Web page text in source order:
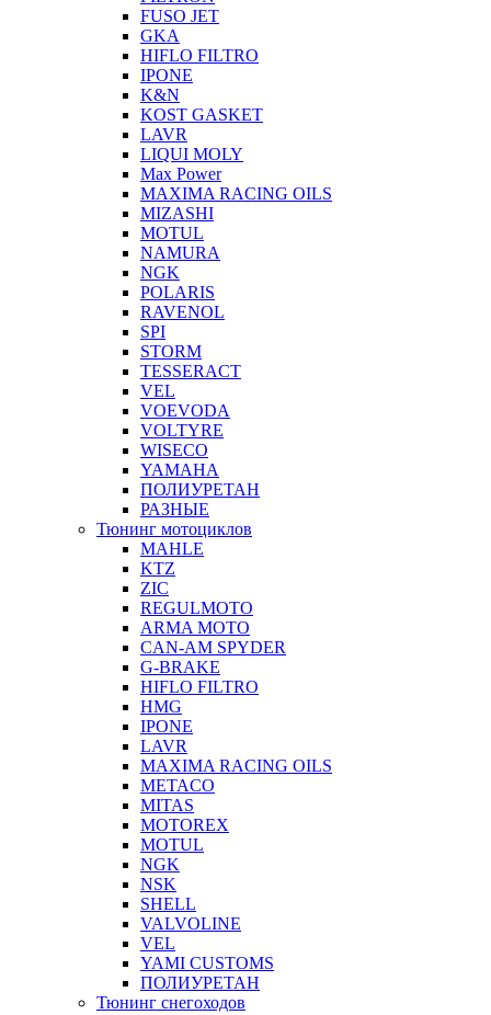
FUSO JET
GKA
HIFLO FILTRO
IPONE
K&N
KOST GASKET
LAVR
LIQUI MOLY
Max Power
MAXIMA RACING OILS
MIZASHI
MOTUL
NAMURA
NGK
POLARIS
RAVENOL
SPI
STORM
TESSERACT
VEL
VOEVODA
VOLTYRE
WISECO
YAMAHA
ПОЛИУРЕТАН
РАЗНЫЕ
Тюнинг мотоциклов
MAHLE
KTZ
ZIC
REGULMOTO
ARMA MOTO
CAN-AM SPYDER
G-BRAKE
HIFLO FILTRO
HMG
IPONE
LAVR
MAXIMA RACING OILS
METACO
MITAS
MOTOREX
MOTUL
NGK
NSK
SHELL
VALVOLINE
VEL
YAMI CUSTOMS
ПОЛИУРЕТАН
Тюнинг снегоходов